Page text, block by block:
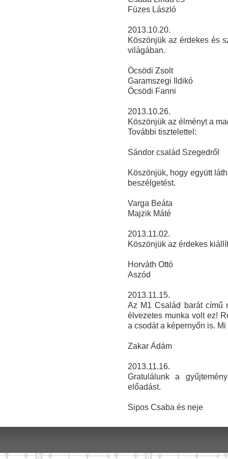
Füzes László
2013.10.20.
Köszönjük az érdekes és
világában.
Öcsödi Zsolt
Garamszegi Ildikó
Öcsödi Fanni
2013.10.26.
Köszönjük az élményt a
További tisztelettel:
Sándor család Szegedről
Köszönjük, hogy együtt
beszélgetést.
Varga Beáta
Majzik Máté
2013.11.02.
Köszönjük az érdekes
Horváth Ottó
Aszód
2013.11.15.
Az M1 Család barát című
élvezetes munka volt ez!
a csodát a képernyőn is.
Zakar Ádám
2013.11.16.
Gratulálunk a
előadást.
Sipos Csaba és neje